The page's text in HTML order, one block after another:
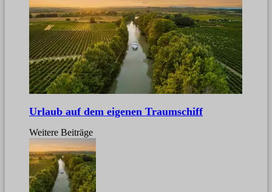
Urlaub auf dem eigenen Traumschiff
Weitere Beiträge